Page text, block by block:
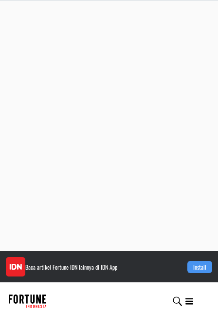
Baca artikel Fortune IDNlainnya di IDN App Install